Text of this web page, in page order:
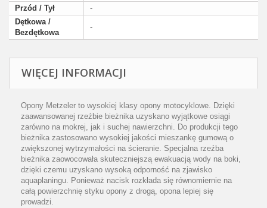
Przód / Tył
-
Dętkowa /
Bezdętkowa
-
WIĘCEJ INFORMACJI
Opony Metzeler to wysokiej klasy opony motocyklowe. Dzięki
zaawansowanej rzeźbie bieżnika uzyskano wyjątkowe osiągi
zarówno na mokrej, jak i suchej nawierzchni. Do produkcji tego
bieżnika zastosowano wysokiej jakości mieszankę gumową o
zwiększonej wytrzymałości na ścieranie. Specjalna rzeźba
bieżnika zaowocowała skuteczniejszą ewakuacją wody na boki,
dzięki czemu uzyskano wysoką odporność na zjawisko
aquaplaningu. Ponieważ nacisk rozkłada się równomiernie na
całą powierzchnię styku opony z drogą, opona lepiej się
prowadzi.